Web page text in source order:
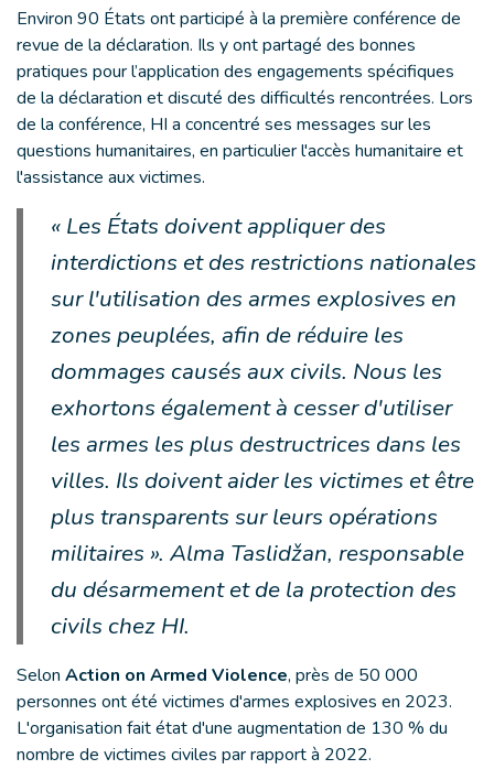
Environ 90 États ont participé à la première conférence de
revue de la déclaration. Ils y ont partagé des bonnes
pratiques pour l’application des engagements spécifiques
de la déclaration et discuté des difficultés rencontrées. Lors
de la conférence, HI a concentré ses messages sur les
questions humanitaires, en particulier l'accès humanitaire et
l'assistance aux victimes.
« Les États doivent appliquer des
interdictions et des restrictions nationales
sur l'utilisation des armes explosives en
zones peuplées, afin de réduire les
dommages causés aux civils. Nous les
exhortons également à cesser d'utiliser
les armes les plus destructrices dans les
villes. Ils doivent aider les victimes et être
plus transparents sur leurs opérations
militaires ». Alma Taslidžan, responsable
du désarmement et de la protection des
civils chez HI.
Selon Action on Armed Violence, près de 50 000
personnes ont été victimes d'armes explosives en 2023.
L'organisation fait état d'une augmentation de 130 % du
nombre de victimes civiles par rapport à 2022.